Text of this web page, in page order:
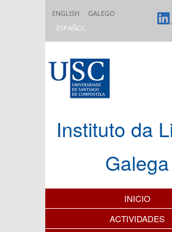
ENGLISH
GALEGO
ESPAÑOL
Instituto da
Galega
Índice de
INICIO
ACTIVIDADES